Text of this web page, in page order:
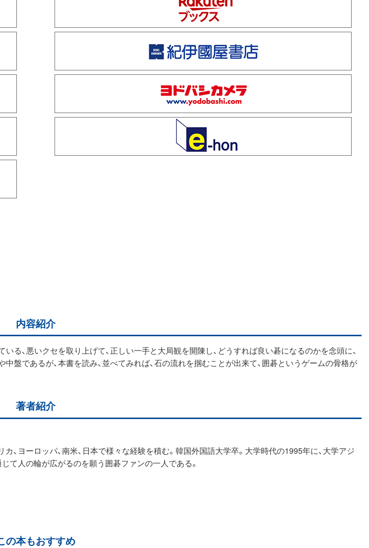
内容紹介
る、悪いクセを取り上げて、正しい一手と大局観を開陳し、どうすれば良い碁になるのかを念頭に、
盤であるが、本書を読み、並べてみれば、石の流れを掴むことが出来て、囲碁というゲームの骨格が
著者紹介
、ヨーロッパ、南米、日本で様々な経験を積む。韓国外国語大学卒。大学時代の1995年に、大学アジ
て人の輪が広がるのを願う囲碁ファンの一人である。
の本もおすすめ